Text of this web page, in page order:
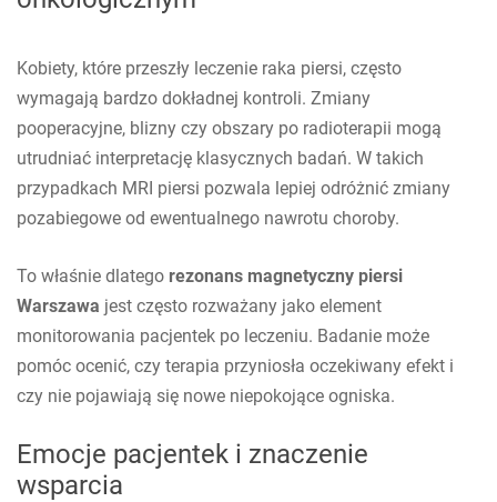
Kobiety, które przeszły leczenie raka piersi, często
wymagają bardzo dokładnej kontroli. Zmiany
pooperacyjne, blizny czy obszary po radioterapii mogą
utrudniać interpretację klasycznych badań. W takich
przypadkach MRI piersi pozwala lepiej odróżnić zmiany
pozabiegowe od ewentualnego nawrotu choroby.
To właśnie dlatego rezonans magnetyczny piersi
Warszawa jest często rozważany jako element
monitorowania pacjentek po leczeniu. Badanie może
pomóc ocenić, czy terapia przyniosła oczekiwany efekt i
czy nie pojawiają się nowe niepokojące ogniska.
Emocje pacjentek i znaczenie
wsparcia